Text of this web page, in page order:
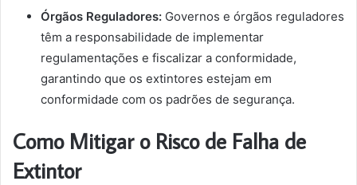
Órgãos Reguladores: Governos e órgãos reguladores
têm a responsabilidade de implementar
regulamentações e fiscalizar a conformidade,
garantindo que os extintores estejam em
conformidade com os padrões de segurança.
Como Mitigar o Risco de Falha de
Extintor